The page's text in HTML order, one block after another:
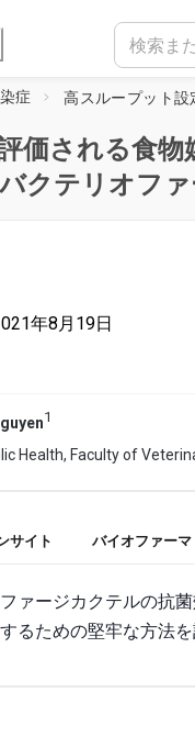
症
価される食物
クテリオフ
年8月19日
1
Health, Faculty of
サイト バイオファー
ァージカクテルの抗
るための堅牢な方法